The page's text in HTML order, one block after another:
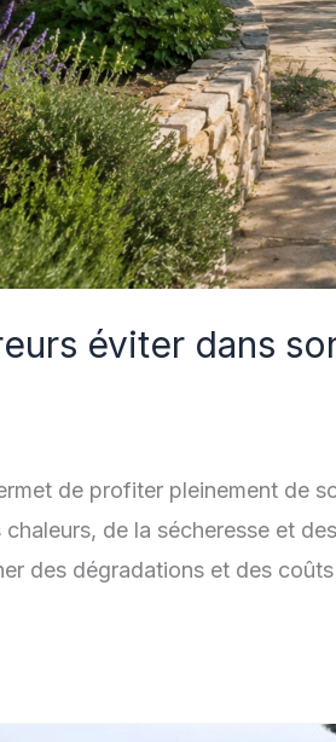
éviter dans
de profiter pleinement de
de la sécheresse et
des dégradations et des